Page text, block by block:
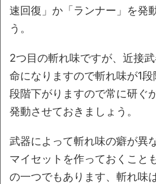
速回復」か「ランナー」を発
う。
2つ目の斬れ味ですが、近接
命になりますので斬れ味が1
段階下がりますので常に研ぐ
発動させておきましょう。
武器によって斬れ味の癖が異
マイセットを作っておくこと
の一つでもあります、斬れ味